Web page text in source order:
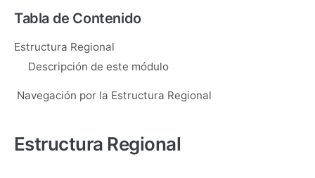
Tabla de Contenido
Estructura Regional
Descripción de este módulo
Navegación por la Estructura Regional
Estructura Regional